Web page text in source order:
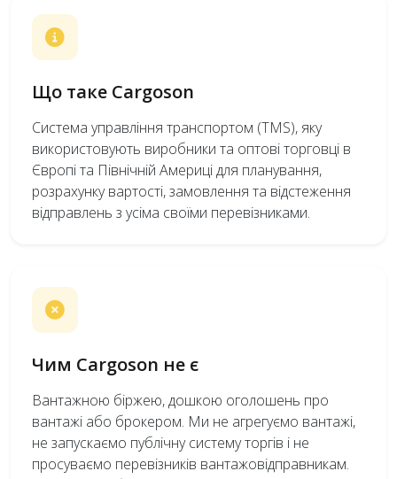
Що таке Cargoson
Система управління транспортом (TMS), яку
використовують виробники та оптові торговці в
Європі та Північній Америці для планування,
розрахунку вартості, замовлення та відстеження
відправлень з усіма своїми перевізниками.
Чим Cargoson не є
Вантажною біржею, дошкою оголошень про
вантажі або брокером. Ми не агрегуємо вантажі,
не запускаємо публічну систему торгів і не
просуваємо перевізників вантажовідправникам.